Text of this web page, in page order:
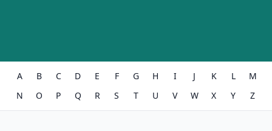
A B C D E F G H I J K L
M
N
O P Q R S T U V W X Y Z